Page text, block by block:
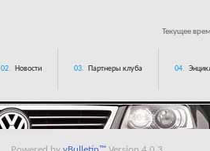
Текущее
02. Новости 03. Партнеры клуба 04.